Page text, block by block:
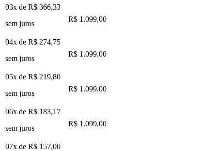
03x de R$ 366,33
sem juros
R$ 1.099,00
04x de R$ 274,75
sem juros
R$ 1.099,00
05x de R$ 219,80
sem juros
R$ 1.099,00
06x de R$ 183,17
sem juros
R$ 1.099,00
07x de R$ 157,00